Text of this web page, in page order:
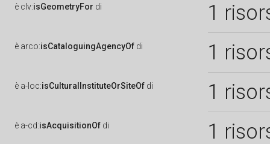
è clv:isGeometryFor di 1
è arco:isCataloguingAgencyOf di 1
è a-loc:isCulturalInstituteOrSiteOf di 1
è a-cd:isAcquisitionOf di 1